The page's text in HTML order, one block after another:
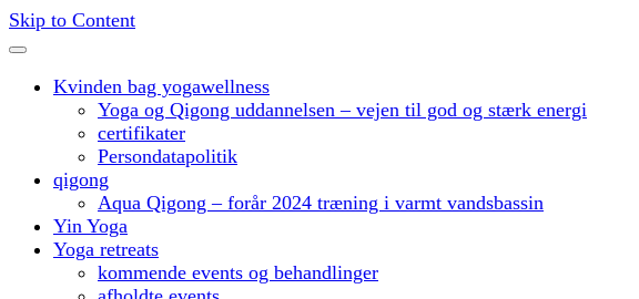
Skip to Content
Kvinden bag yogawellness
Yoga og Qigong uddannelsen – vejen til god og stærk energi
certifikater
Persondatapolitik
qigong
Aqua Qigong – forår 2024 træning i varmt vandsbassin
Yin Yoga
Yoga retreats
kommende events og behandlinger